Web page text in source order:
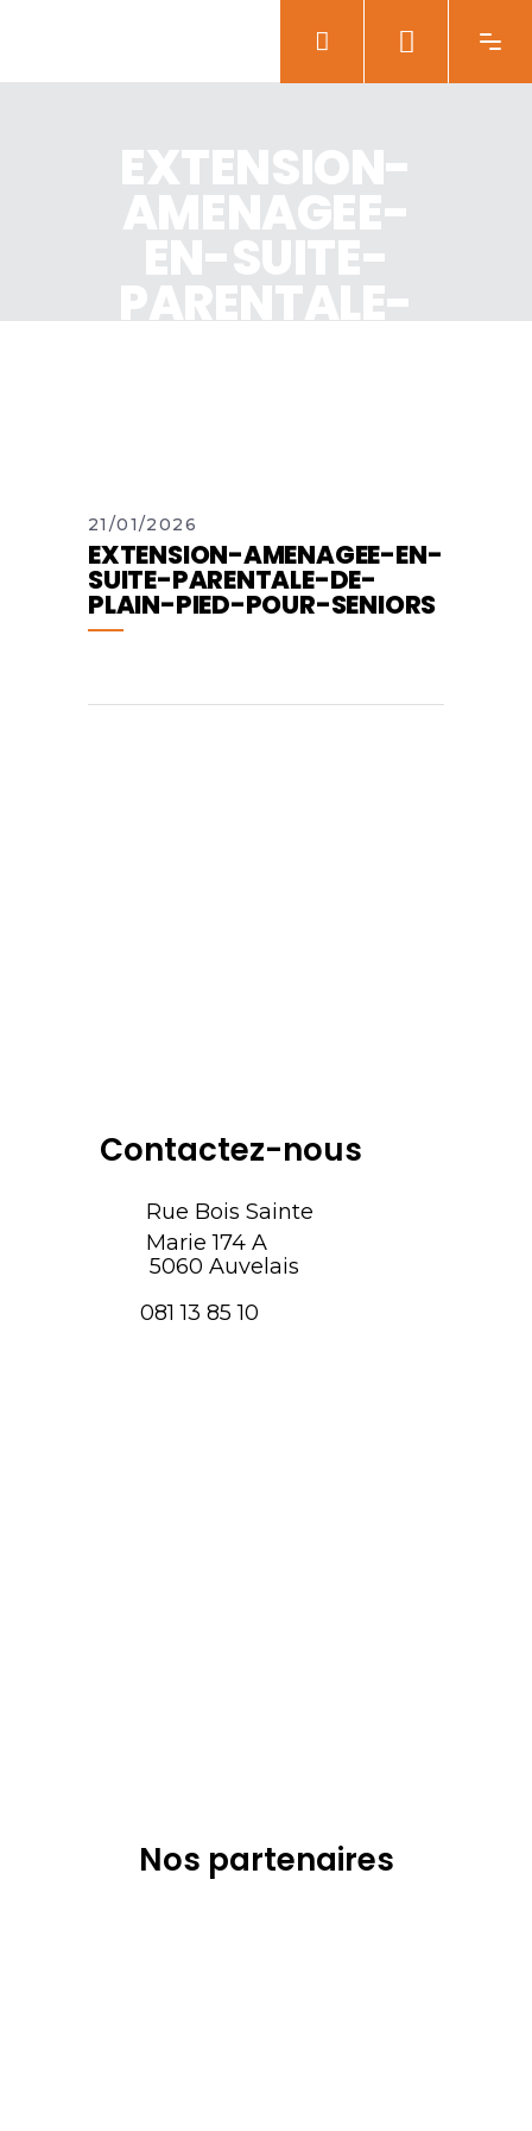
EXTENSION-
AMENAGEE-
EN-SUITE-
PARENTALE-
21/01/2026
EXTENSION-AMENAGEE-EN-
SUITE-PARENTALE-DE-
PLAIN-PIED-POUR-SENIORS
Contactez-nous
Rue Bois Sainte
Marie 174 A
5060 Auvelais
081 13 85 10
Nos partenaires